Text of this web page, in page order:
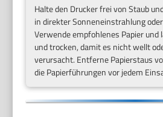
Halte den Drucker frei von Staub
in direkter Sonneneinstrahlung
Verwende empfohlenes Papier und
und trocken, damit es nicht wellt
verursacht. Entferne Papierstaus
die Papierführungen vor jedem